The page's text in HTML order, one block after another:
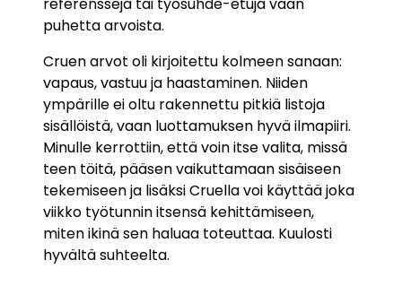
puhetta arvoista.
Cruen arvot oli kirjoitettu kolmeen sanaan:
vapaus, vastuu ja haastaminen. Niiden
ympärille ei oltu rakennettu pitkiä listoja
sisällöistä, vaan luottamuksen hyvä ilmapiiri.
Minulle kerrottiin, että voin itse valita, missä
teen töitä, pääsen vaikuttamaan sisäiseen
tekemiseen ja lisäksi Cruella voi käyttää joka
viikko työtunnin itsensä kehittämiseen,
miten ikinä sen haluaa toteuttaa. Kuulosti
hyvältä suhteelta.